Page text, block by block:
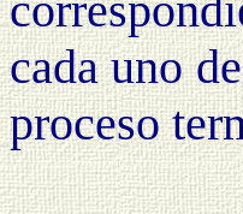
cada uno
proceso